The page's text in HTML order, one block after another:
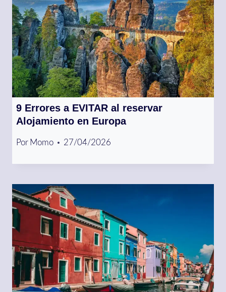
9 Errores a EVITAR al reservar
Alojamiento en Europa
Por Momo 27/04/2026